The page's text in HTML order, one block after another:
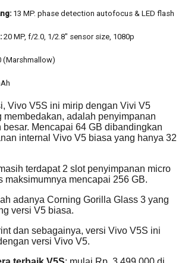
13 MP. phase detection autofocus & LED flash
20 MP, f/2.0, 1/2.8″ sensor size, 1080p
(Marshmallow)
Vivo V5S ini mirip dengan Vivi V5
membedakan, adalah penyimpanan
Mencapai 64 GB dibandingkan
internal Vivo V5 biasa yang hanya 32
terdapat 2 slot penyimpanan micro
maksimumnya mencapai 256 GB.
adanya Corning Gorilla Glass 3 yang
versi V5 biasa.
dan sebagainya, versi Vivo V5S ini
versi Vivo V5.